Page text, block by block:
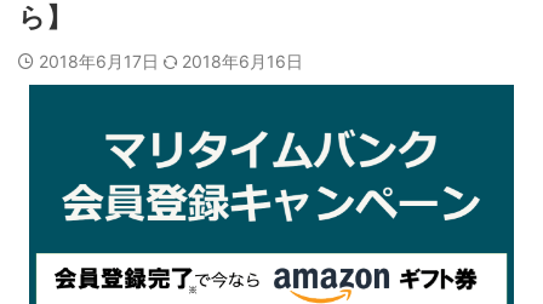
ら】
2018年6月17日 2018年6月16日